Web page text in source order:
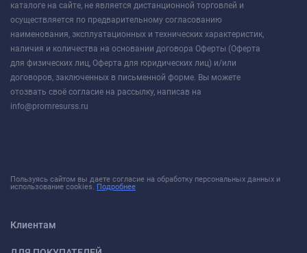
каталоге на сайте, не является дистанционной торговлей и
осуществляется по предварительному согласованию
наименования, эксплуатационных и технических характеристик,
наличия и количества на основании договора Оферты (Оферта
для физических лиц, Оферта для юридических лиц) и/или
договоров, заключенных в письменной форме. Вы можете
отозвать своё согласие на рассылку, написав на
info@promresurss.ru
Пользуясь сайтом вы даете согласие на обработку персональных данных и
использование cookies. Подробнее
Клиентам